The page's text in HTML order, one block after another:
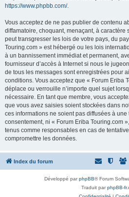
https://www.phpbb.com/.
Vous acceptez de ne pas publier de contenu
diffamatoire, choquant, menaçant, à caractère
peut transgresser les lois de votre pays, du
Touring.com » est hébergé ou les lois
à un bannissement immédiat et permanent,
fournisseur d’accès à Internet si nous le
de tous les messages sont enregistrées pour
conditions. Vous acceptez que « Forum Eriba
déplace ou verrouille n’importe quel sujet
nécessaire. En tant que membre, vous
que vous avez saisies soient stockées dans
ces informations ne soient pas diffusées à une
consentement, ni « Forum Eriba Touring.com
tenus comme responsables en cas de
compromettre les données.
Index du forum
Développé parphpBB® Forum
Traduit parphpBB-